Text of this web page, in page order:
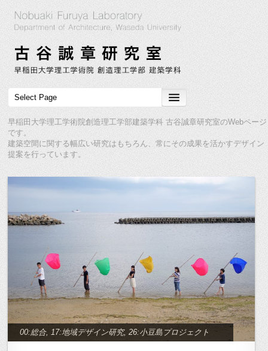
早稲田大学理工学術院創造理工学部建築学科 古谷誠章研究室のWebページ
です。
建築空間に関する幅広い研究はもちろん、常にその成果を活かすデザイン
提案を行っています。
00:総合, 17:地域デザイン研究,26:小豆島プロジェクト